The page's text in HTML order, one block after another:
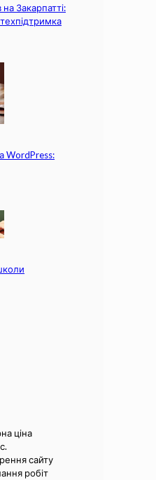
Закарпатті:
WordPress:
ціна
сайту
робіт